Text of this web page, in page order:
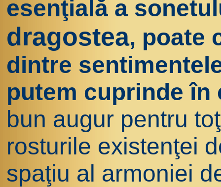
esenţială a
dragostea, poate
dintre
putem cuprinde în
bun augur pentru
rosturile existenţei
spaţiu al armoniei